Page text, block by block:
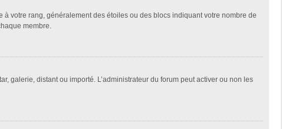
à votre rang, généralement des étoiles ou des blocs indiquant votre nombre de
membre.
galerie, distant ou importé. L’administrateur du forum peut activer ou non les